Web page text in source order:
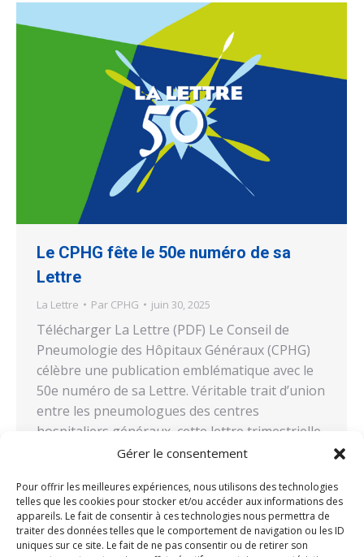
Gérer le consentement
Pour offrir les meilleures expériences, nous utilisons des technologies
telles que les cookies pour stocker et/ou accéder aux informations des
appareils. Le fait de consentir à ces technologies nous permettra de
traiter des données telles que le comportement de navigation ou les ID
uniques sur ce site. Le fait de ne pas consentir ou de retirer son
Le CPHG fête le 50e numéro de sa
Lettre
La Lettre Par CPHG juin 30, 2025
Télécharger La Lettre (PDF) Le Conseil de
Pneumologie des Hôpitaux Généraux (CPHG)
célèbre une publication emblématique avec le
50e numéro de sa Lettre. Véritable trait d’union
entre les pneumologues des centres
hospitaliers généraux, cette lettre trimestrielle
témoigne de plus de 12 ans d’engagement,
pneumologie. Une histoire de…